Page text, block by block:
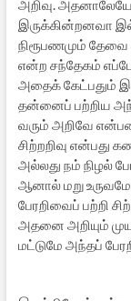
அறிவு.
இருக்கின்றனவா
நிரூபணமும் தேவை
என்ற சந்தேகம்
அதைக் கேட்பதும்
தன்னைப் பற்றிய அந்த
வரும் அறிவே
சிற்றறிவு என்பது
அல்லது நம் நிழல்
ஆனால் மறு
பேரறிவைப் பற்றி
அதனை அறியும்
மட்டுமே அந்தப்